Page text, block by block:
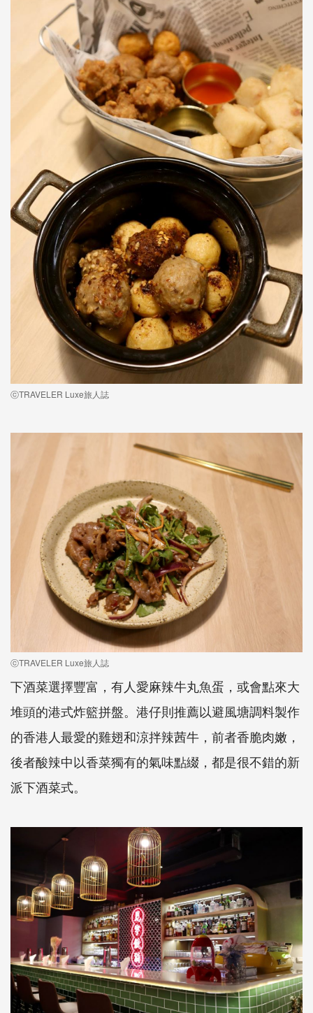
ⓒTRAVELER Luxe旅人誌
ⓒTRAVELER Luxe旅人誌
下酒菜選擇豐富，有人愛麻辣牛丸魚蛋，或會點來大
堆頭的港式炸籃拼盤。港仔則推薦以避風塘調料製作
的香港人最愛的雞翅和涼拌辣茜牛，前者香脆肉嫩，
後者酸辣中以香菜獨有的氣味點綴，都是很不錯的新
派下酒菜式。